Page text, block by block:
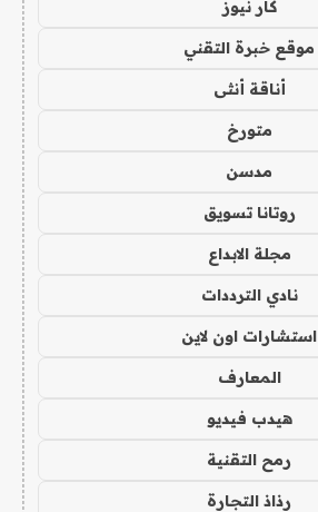
كار نيوز
موقع خبرة التقني
أناقة أنثى
متورخ
مدسن
روتانا تسويق
مجلة الابداع
نادي الترددات
استشارات اون لاين
المعارف
هيدب فيديو
رمح التقنية
رذاذ التجارة